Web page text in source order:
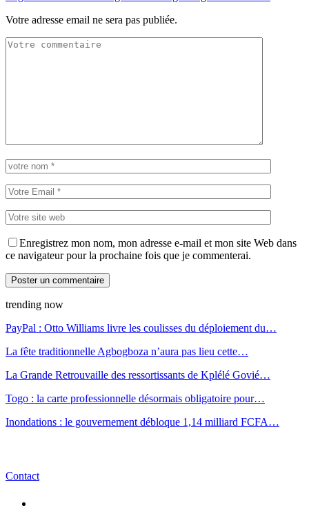
Votre adresse email ne sera pas publiée.
Enregistrez mon nom, mon adresse e-mail et mon site Web dans
ce navigateur pour la prochaine fois que je commenterai.
trending now
PayPal : Otto Williams livre les coulisses du déploiement du…
La fête traditionnelle Agbogboza n’aura pas lieu cette…
La Grande Retrouvaille des ressortissants de Kplélé Govié…
Togo : la carte professionnelle désormais obligatoire pour…
Inondations : le gouvernement débloque 1,14 milliard FCFA…
Contact